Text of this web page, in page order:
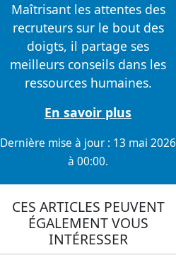
Maîtrisant les attentes des
recruteurs sur le bout des
doigts, il partage ses
meilleurs conseils dans les
ressources humaines.
En savoir plus
Dernière mise à jour : 13 mai 2026
à 00:00.
CES ARTICLES PEUVENT
ÉGALEMENT VOUS
INTÉRESSER